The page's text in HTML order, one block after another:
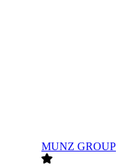
MUNZ GROUP